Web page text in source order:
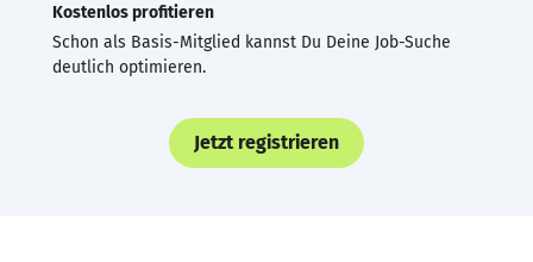
Kostenlos profitieren
Schon als Basis-Mitglied kannst Du Deine Job-Suche
deutlich optimieren.
Jetzt registrieren